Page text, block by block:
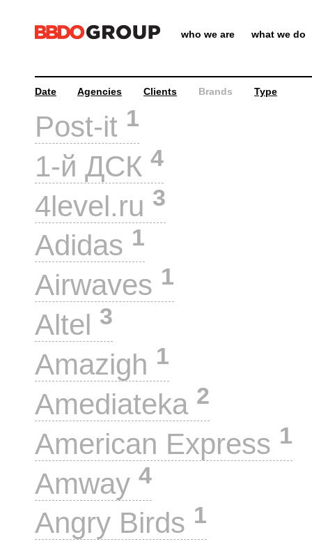
who we are what we do
Date Agencies Clients Brands Type
Post-it 1
1-й ДСК 4
4level.ru 3
Adidas 1
Airwaves 1
Altel 3
Amazigh 1
Amediateka 2
American Express 1
Amway 4
Angry Birds 1